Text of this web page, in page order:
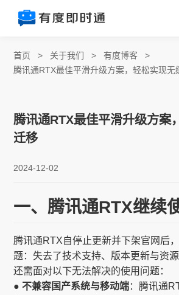
首页 > 关于我们 >有度博客 >
腾讯通RTX最佳平滑升级方案，轻松实现无
腾讯通RTX最佳平滑升级方案
迁移
2024-12-02
一、腾讯通RTX继续
腾讯通RTX自停止更新并下架官网后
题：失去了技术支持、版本更新与资
还需面对以下无法解决的使用问题：
● 不兼容国产系统与移动端：腾讯通